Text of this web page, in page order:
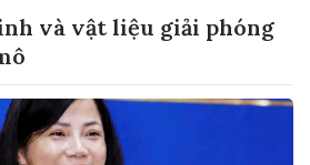
và vật liệu giải phóng